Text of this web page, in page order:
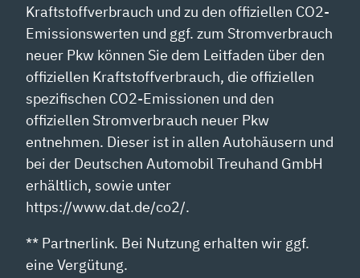
Kraftstoffverbrauch und zu den offiziellen CO2-
Emissionswerten und ggf. zum Stromverbrauch
neuer Pkw können Sie dem Leitfaden über den
offiziellen Kraftstoffverbrauch, die offiziellen
spezifischen CO2-Emissionen und den
offiziellen Stromverbrauch neuer Pkw
entnehmen. Dieser ist in allen Autohäusern und
bei der Deutschen Automobil Treuhand GmbH
erhältlich, sowie unter
https://www.dat.de/co2/.
** Partnerlink. Bei Nutzung erhalten wir ggf.
eine Vergütung.